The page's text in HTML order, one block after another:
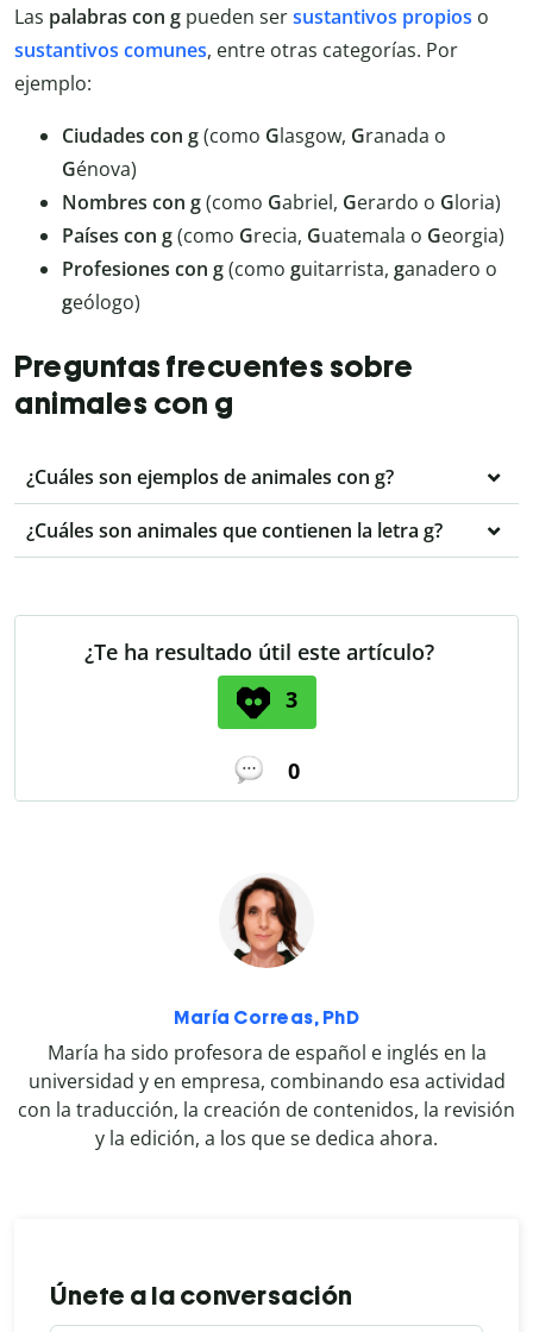
Las palabras con g pueden sersustantivos propios o
sustantivos comunes, entre otras categorías. Por
ejemplo:
Ciudades con g(como Glasgow, Granada o
Génova)
Nombres con g(como Gabriel, Gerardo o Gloria)
Países con g(como Grecia, Guatemala o Georgia)
Profesiones con g(como guitarrista, ganadero o
geólogo)
Preguntas frecuentes sobre
animales con g
¿Cuáles son ejemplos de animales con g?
¿Cuáles son animales que contienen la letra g?
¿Te ha resultado útil este artículo?
3
0
María Correas, PhD
María ha sido profesora de español e inglés en la
universidad y en empresa, combinando esa actividad
con la traducción, la creación de contenidos, la revisión
y la edición, a los que se dedica ahora.
Únete a la conversación